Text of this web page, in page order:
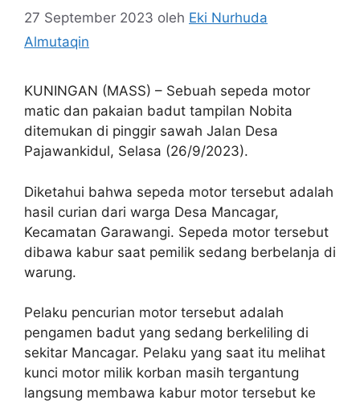
27 September 2023 oleh Eki Nurhuda
Almutaqin
KUNINGAN (MASS) – Sebuah sepeda motor
matic dan pakaian badut tampilan Nobita
ditemukan di pinggir sawah Jalan Desa
Pajawankidul, Selasa (26/9/2023).
Diketahui bahwa sepeda motor tersebut adalah
hasil curian dari warga Desa Mancagar,
Kecamatan Garawangi. Sepeda motor tersebut
dibawa kabur saat pemilik sedang berbelanja di
warung.
Pelaku pencurian motor tersebut adalah
pengamen badut yang sedang berkeliling di
sekitar Mancagar. Pelaku yang saat itu melihat
kunci motor milik korban masih tergantung
langsung membawa kabur motor tersebut ke